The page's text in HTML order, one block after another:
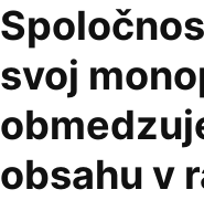
svoj
obsahu v